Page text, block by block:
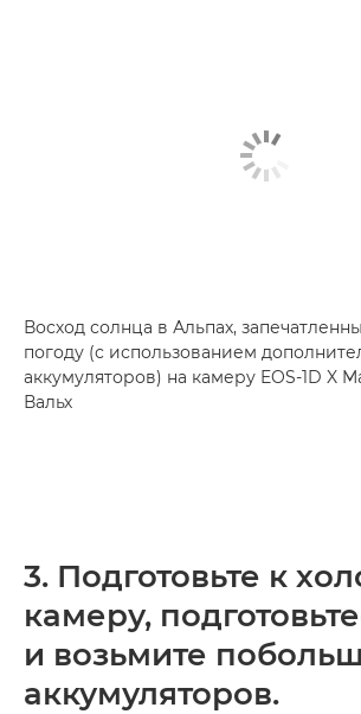
Восход солнца в Альпах,
погоду (с использованием
аккумуляторов) на камеру EOS-1D X
Вальх
3. Подготовьте к
камеру,
и возьмите
аккумуляторов.